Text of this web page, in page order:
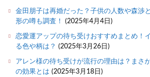
金田朋子は再婚だった？子供の人数や森渉
形の噂も調査！
(2025年4月4日)
恋愛運アップの待ち受けおすすめまとめ！
る色や柄は？ (2025年3月26日)
アレン様の待ち受けが流行の理由は？まさ
の効果とは (2025年3月18日)